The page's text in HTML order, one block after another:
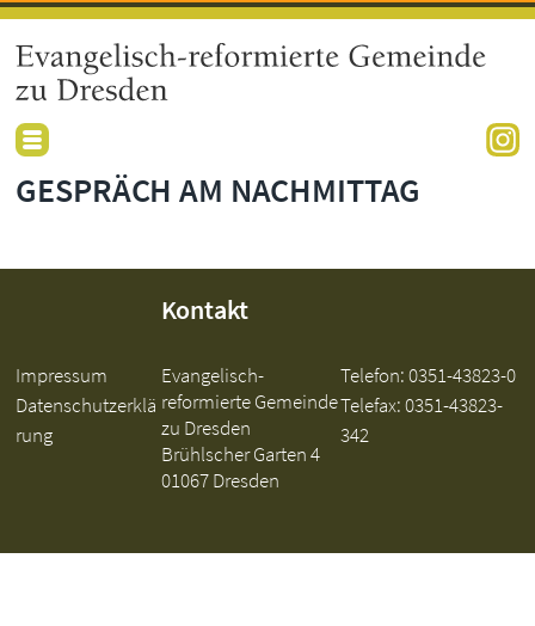
GESPRÄCH AM NACHMITTAG
Impressum
Datenschutzerklä
rung
Kontakt
Evangelisch-
reformierte Gemeinde
zu Dresden
Brühlscher Garten 4
01067 Dresden
Telefon:0351-43823-0
Telefax: 0351-43823-
342